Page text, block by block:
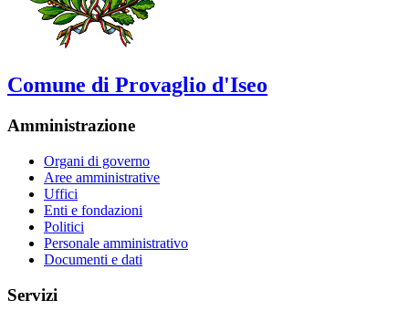
Comune di Provaglio d'Iseo
Amministrazione
Organi di governo
Aree amministrative
Uffici
Enti e fondazioni
Politici
Personale amministrativo
Documenti e dati
Servizi